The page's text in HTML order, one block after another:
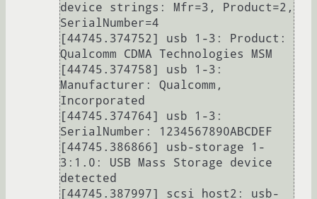
device strings: Mfr=3, Product=2,
SerialNumber=4
[44745.374752] usb 1-3: Product:
Qualcomm CDMA Technologies MSM
[44745.374758] usb 1-3:
Manufacturer: Qualcomm,
Incorporated
[44745.374764] usb 1-3:
SerialNumber: 1234567890ABCDEF
[44745.386866] usb-storage 1-
3:1.0: USB Mass Storage device
detected
[44745.387997] scsi host2: usb-